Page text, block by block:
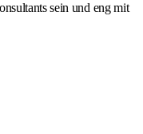
sein und eng mit